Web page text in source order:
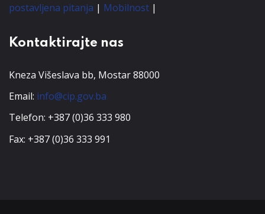
postavljena pitanja | Mobilnost |
Kontaktirajte nas
Kneza Višeslava bb, Mostar 88000
Email: info@cip.gov.ba
Telefon: +387 (0)36 333 980
Fax: +387 (0)36 333 991